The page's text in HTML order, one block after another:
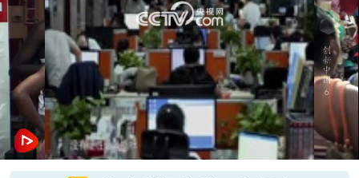
网络开小差了，请稍后再试